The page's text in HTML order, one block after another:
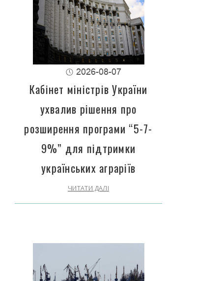
2026-08-07
Кабінет міністрів України
ухвалив рішення про
розширення програми “5-7-
9%” для підтримки
українських аграріїв
ЧИТАТИ ДАЛІ